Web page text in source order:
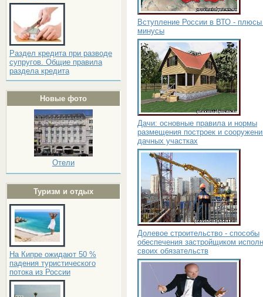
Раздел кредита при разводе
супругов. Общие правила
раздела кредита
Новые фото
Отели
Туризм и отдых
На Кипре ожидают 50 %
падения туристического
потока из России
Вступление России в ВТО -
минусы
Дачи: основные правила и нормы
размещения построек и
дачных участках
Долевое строительство - способы
обеспечения застройщиком
своих обязательств